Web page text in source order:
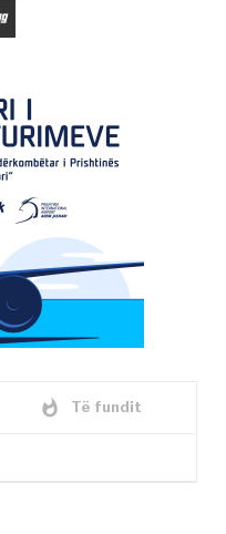
whatshot Të fundit